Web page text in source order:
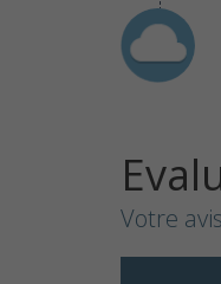
Votre